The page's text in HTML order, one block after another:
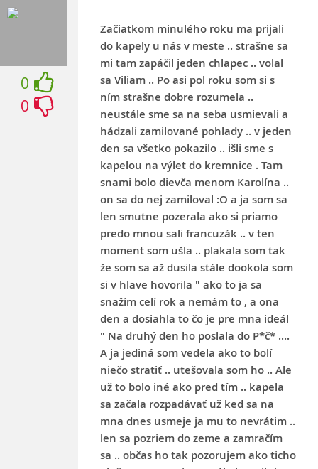
0
0
Začiatkom minulého roku ma prijali
do kapely u nás v meste .. strašne sa
mi tam zapáčil jeden chlapec .. volal
sa Viliam .. Po asi pol roku som si s
ním strašne dobre rozumela ..
neustále sme sa na seba usmievali a
hádzali zamilované pohlady .. v jeden
den sa všetko pokazilo .. išli sme s
kapelou na výlet do kremnice . Tam
snami bolo dievča menom Karolína ..
on sa do nej zamiloval :O a ja som sa
len smutne pozerala ako si priamo
predo mnou sali francuzák .. v ten
moment som ušla .. plakala som tak
že som sa až dusila stále dookola som
si v hlave hovorila " ako to ja sa
snažím celí rok a nemám to , a ona
den a dosiahla to čo je pre mna ideál
" Na druhý den ho poslala do P*č* ....
A ja jediná som vedela ako to bolí
niečo stratiť .. utešovala som ho .. Ale
už to bolo iné ako pred tím .. kapela
sa začala rozpadávať už ked sa na
mna dnes usmeje ja mu to nevrátim ..
len sa pozriem do zeme a zamračím
sa .. občas ho tak pozorujem ako ticho